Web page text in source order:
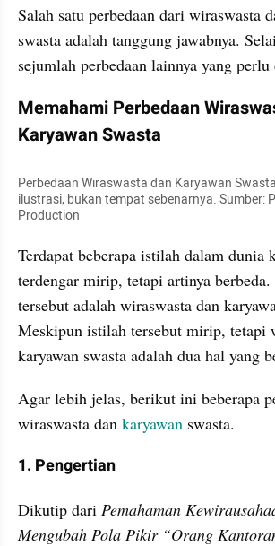
Salah satu perbedaan dari wiraswasta
swasta adalah tanggung jawabnya.
sejumlah perbedaan lainnya yang
Memahami Perbedaan
Karyawan Swasta
Perbedaan Wiraswasta dan Karyawan
ilustrasi, bukan tempat sebenarnya. Sumber:
Production
Terdapat beberapa istilah dalam dunia
terdengar mirip, tetapi artinya
tersebut adalah wiraswasta dan
Meskipun istilah tersebut mirip, tetapi
karyawan swasta adalah dua hal yang
Agar lebih jelas, berikut ini beberapa
wiraswasta dan karyawan swasta.
1. Pengertian
Dikutip dari Pemahaman
Mengubah Pola Pikir “Orang